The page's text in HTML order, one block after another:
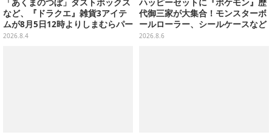
「あくまのつぼ」ダストボックス
など、『ドラクエ』雑貨3アイテ
ムが8月5日12時よりしまむらパー
ク（オンラインストア）にて販
2026.8.4
ハッピーセットに『ポケモン』歴
代御三家が大集合！モンスターボ
ールローラー、シールケースなど
全12種
2026.8.6